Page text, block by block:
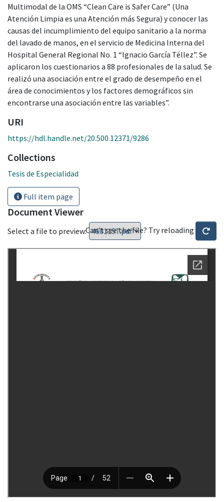
Multimodal de la OMS “Clean Care is Safer Care” (Una
Atención Limpia es una Atención más Segura) y conocer las
causas del incumplimiento del equipo sanitario a la norma
del lavado de manos, en el servicio de Medicina Interna del
Hospital General Regional No. 1 “Ignacio García Téllez”. Se
aplicaron los cuestionarios a 88 profesionales de la salud. Se
realizó una asociación entre el grado de desempeño en el
área de conocimientos y los factores demográficos sin
encontrarse una asociación entre las variables”.
URI
https://hdl.handle.net/20.500.12371/9286
Collections
Tesis de Especialidad
Full item page
Document Viewer
Select a file to preview:Can't see the file? Try reloading